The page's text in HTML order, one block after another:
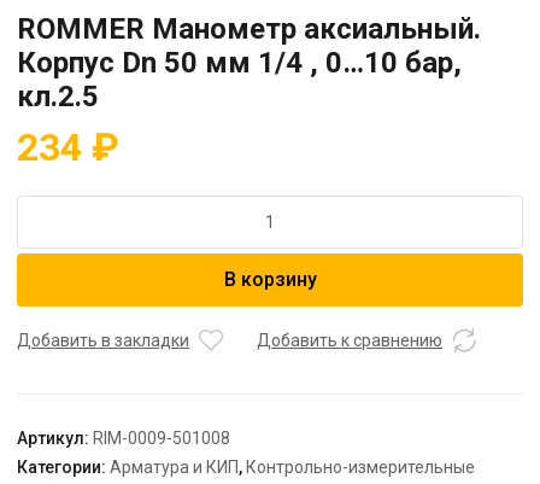
ROMMER Манометр аксиальный.
Корпус Dn 50 мм 1/4 , 0…10 бар,
кл.2.5
234 ₽
ROMMER
Корпус
1/4
,
В корзину
Добавить в закладки Добавить к сравнению
Артикул: RIM-0009-501008
Категории: Арматура и КИП, Контрольно-измерительные